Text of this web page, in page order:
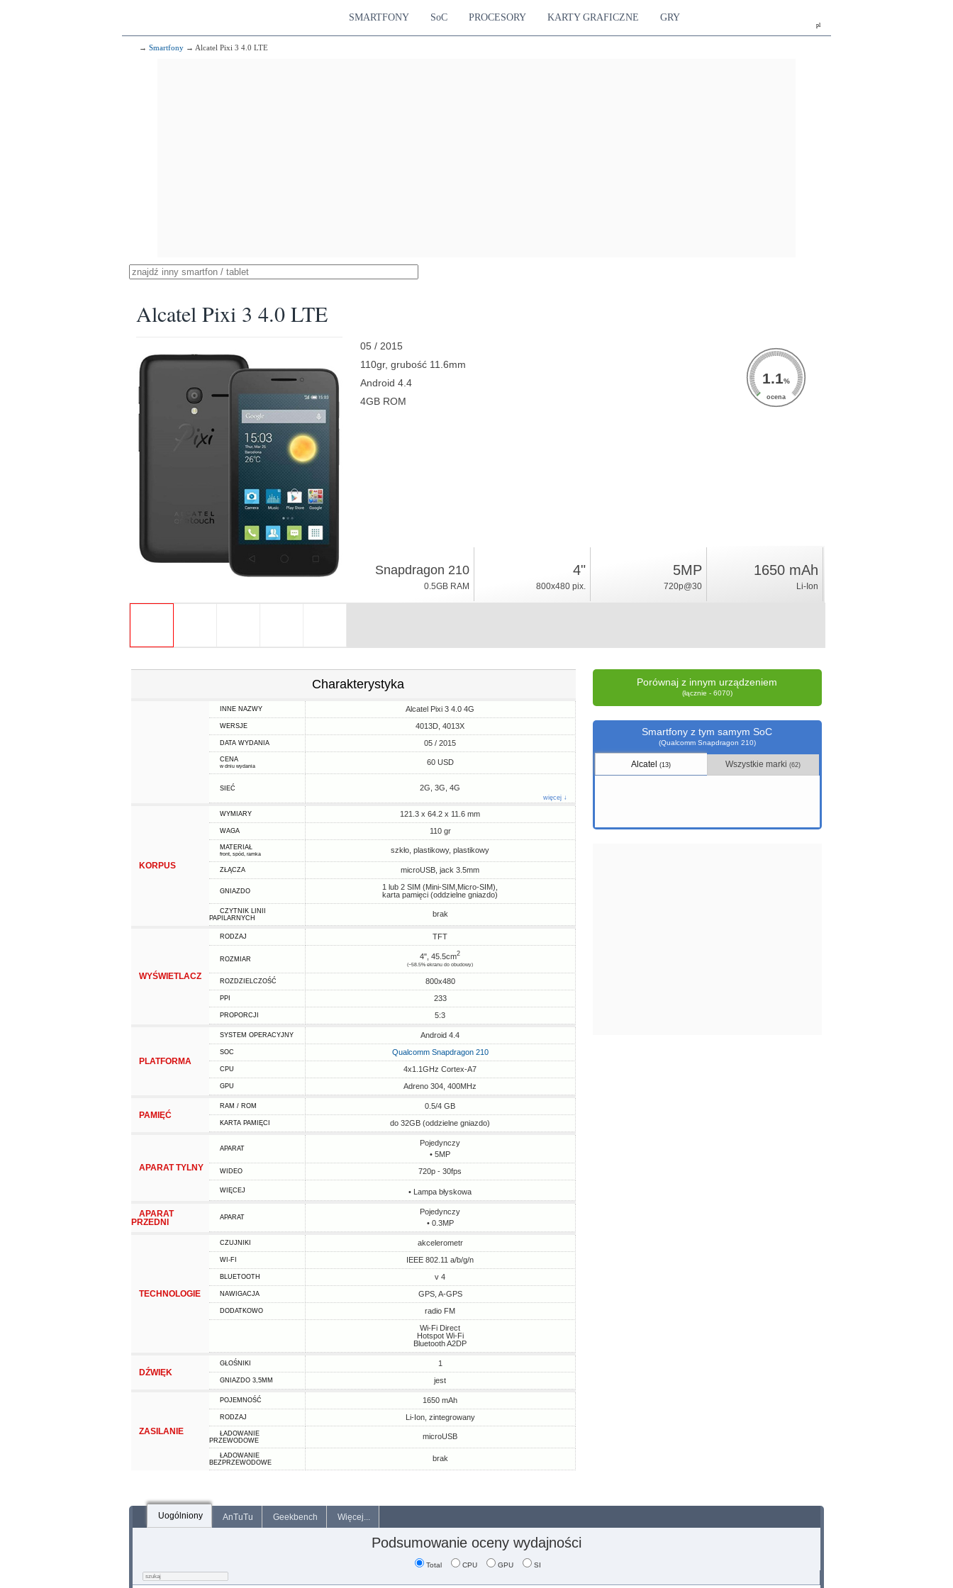
pl
SMARTFONY SoC PROCESORY KARTY GRAFICZNE GRY
→ Smartfony → Alcatel Pixi 3 4.0 LTE
Alcatel Pixi 3 4.0 LTE
05 / 2015
110gr, grubość 11.6mm
Android 4.4
4GB ROM
1.1%
ocena
Snapdragon 210
0.5GB RAM
4"
800x480 pix.
5MP
720p@30
1650 mAh
Li-Ion
Charakterystyka
INNE NAZWY Alcatel Pixi 3 4.0 4G
WERSJE 4013D, 4013X
DATA WYDANIA 05 / 2015
CENA
w dniu wydania 60 USD
SIEĆ 2G, 3G, 4G
więcej ↓
KORPUS
WYMIARY 121.3 x 64.2 x 11.6 mm
WAGA 110 gr
MATERIAŁ
front, spód, ramka szkło, plastikowy, plastikowy
ZŁĄCZA microUSB, jack 3.5mm
GNIAZDO
1 lub 2 SIM (Mini-SIM,Micro-SIM),
karta pamięci (oddzielne gniazdo)
CZYTNIK LINII
PAPILARNYCH
brak
WYŚWIETLACZ
RODZAJ TFT
ROZMIAR 4", 45.5cm2
(~58.5% ekranu do obudowy)
ROZDZIELCZOŚĆ 800x480
PPI 233
PROPORCJI 5:3
PLATFORMA
SYSTEM OPERACYJNY Android 4.4
SOC Qualcomm Snapdragon 210
CPU 4x1.1GHz Cortex-A7
GPU Adreno 304, 400MHz
PAMIĘĆ
RAM / ROM 0.5/4 GB
KARTA PAMIĘCI do 32GB (oddzielne gniazdo)
APARAT TYLNY
APARAT
Pojedynczy
• 5MP
WIDEO 720p - 30fps
WIĘCEJ • Lampa błyskowa
APARAT
PRZEDNI
APARAT
Pojedynczy
• 0.3MP
TECHNOLOGIE
CZUJNIKI akcelerometr
WI-FI IEEE 802.11 a/b/g/n
BLUETOOTH v 4
NAWIGACJA GPS, A-GPS
DODATKOWO
radio FM
Wi-Fi Direct
Hotspot Wi-Fi
Bluetooth A2DP
DŹWIĘK
GŁOŚNIKI 1
GNIAZDO 3,5MM jest
ZASILANIE
POJEMNOŚĆ 1650 mAh
RODZAJ Li-Ion, zintegrowany
ŁADOWANIE
PRZEWODOWE
microUSB
ŁADOWANIE
BEZPRZEWODOWE
brak
Porównaj z innym urządzeniem
(łącznie - 6070)
Smartfony z tym samym SoC
(Qualcomm Snapdragon 210)
Alcatel(13) Wszystkie marki(62)
Uogólniony AnTuTu Geekbench Więcej...
Podsumowanie oceny wydajności
Total CPU GPU SI